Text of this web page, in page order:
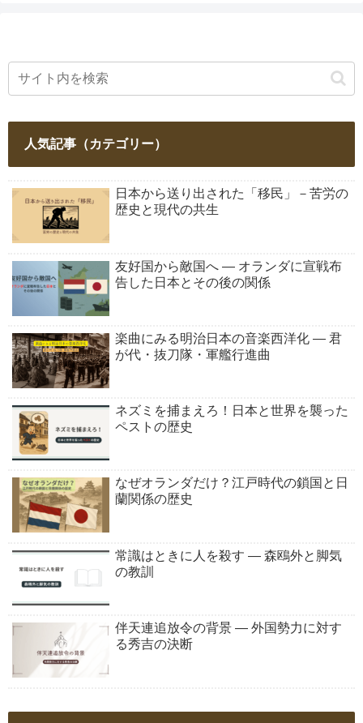
人気記事（カテゴリー）
日本から送り出された「移民」－苦労の
歴史と現代の共生
友好国から敵国へ ― オランダに宣戦布
告した日本とその後の関係
楽曲にみる明治日本の音楽西洋化 ― 君
が代・抜刀隊・軍艦行進曲
ネズミを捕まえろ！日本と世界を襲った
ペストの歴史
なぜオランダだけ？江戸時代の鎖国と日
蘭関係の歴史
常識はときに人を殺す ― 森鴎外と脚気
の教訓
伴天連追放令の背景 ― 外国勢力に対す
る秀吉の決断